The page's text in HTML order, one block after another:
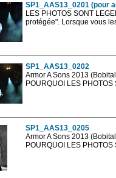
SP1_AAS13_0201 (pour
LES PHOTOS SONT
protégée". Lorsque vous
SP1_AAS13_0202
Armor A Sons 2013
POURQUOI LES
SP1_AAS13_0205
Armor A Sons 2013
POURQUOI LES